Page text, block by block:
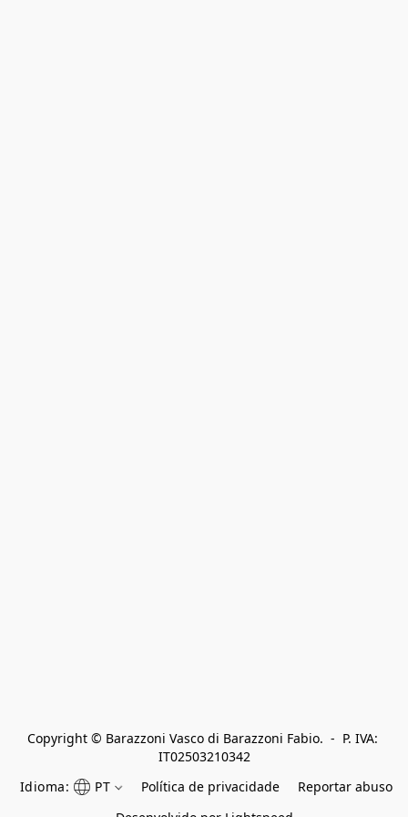
Copyright © Barazzoni Vasco di Barazzoni Fabio.  -  P. IVA:
IT02503210342
Idioma:
PT Política de privacidade
Reportar abuso